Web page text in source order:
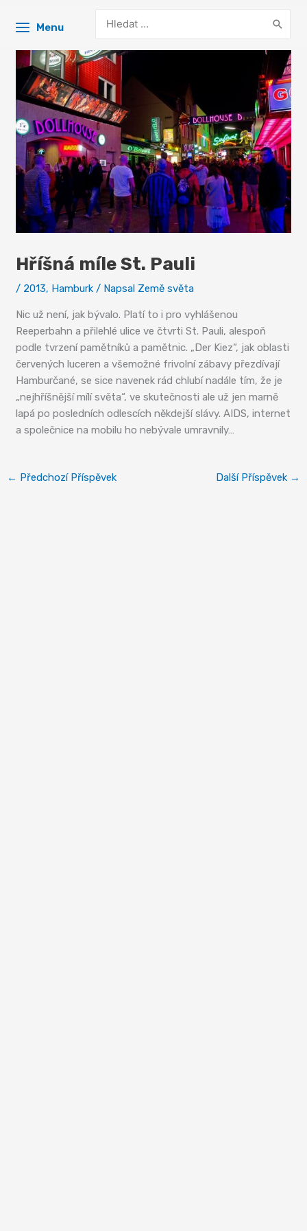
Menu
for:
Hříšná míle St. Pauli
/ 2013, Hamburk / Napsal Země světa
Nic už není, jak bývalo. Platí to i pro vyhlášenou
Reeperbahn a přilehlé ulice ve čtvrti St. Pauli, alespoň
podle tvrzení pamětníků a pamětnic. „Der Kiez“, jak oblasti
červených luceren a všemožné frivolní zábavy přezdívají
Hamburčané, se sice navenek rád chlubí nadále tím, že je
„nejhříšnější mílí světa“, ve skutečnosti ale už jen marně
lapá po posledních odlescích někdejší slávy. AIDS, internet
a společnice na mobilu ho nebývale umravnily…
← Předchozí Příspěvek Další Příspěvek →